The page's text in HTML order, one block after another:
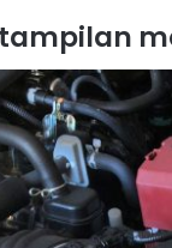
tampilan